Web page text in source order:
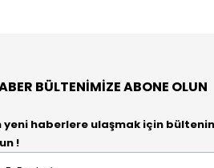
BÜLTENIMIZE ABONE OLUN
yeni haberlere ulaşmak için
!